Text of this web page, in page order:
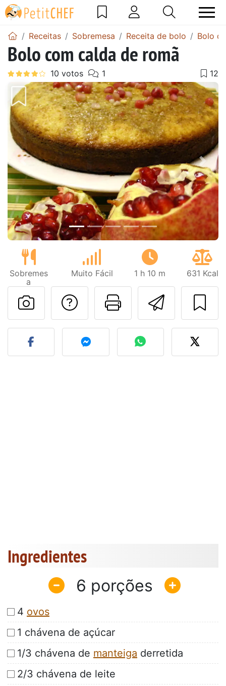
Receitas Sobremesa Receita de bolo Bolo
Bolo com calda de romã
Anterior Next
Sobremes
a
Muito Fácil 1 h 10 m 631 Kcal
Imprima
Falar com o autor
Fez esta receita?
Ingredientes
6
4 ovos
1 chávena de açúcar
1/3 chávena de manteiga derretida
2/3 chávena de leite